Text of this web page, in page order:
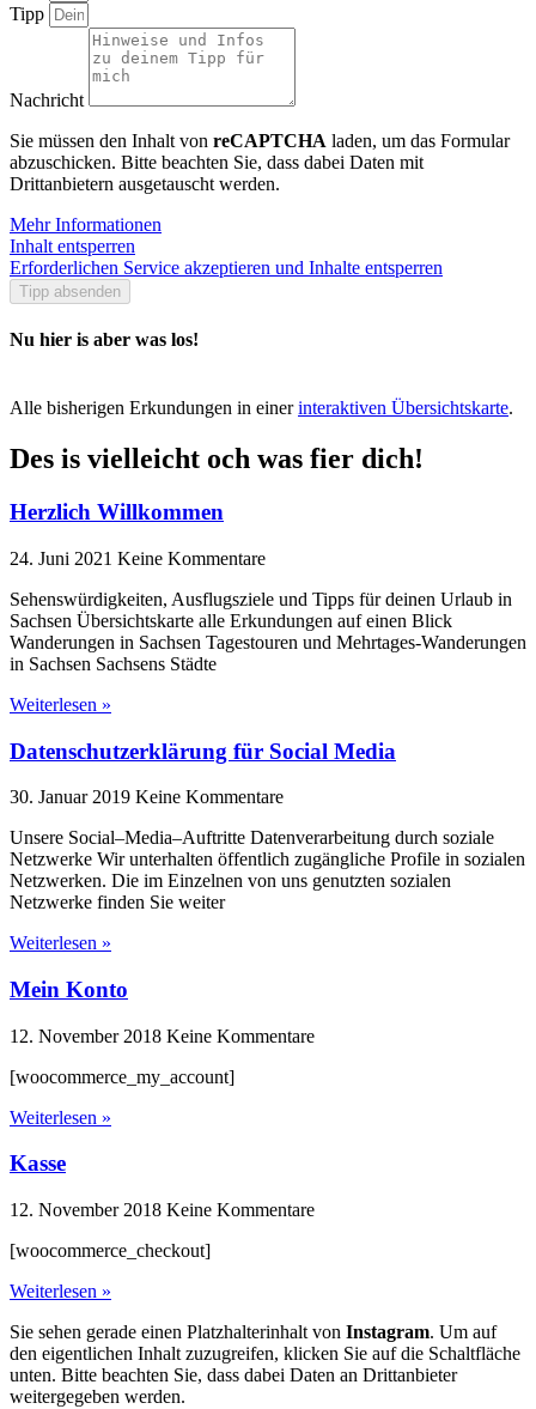
Tipp
Nachricht
Sie müssen den Inhalt von reCAPTCHA laden, um das Formular
abzuschicken. Bitte beachten Sie, dass dabei Daten mit
Drittanbietern ausgetauscht werden.
Mehr Informationen
Inhalt entsperren
Erforderlichen Service akzeptieren und Inhalte entsperren
Tipp absenden
Nu hier is aber was los!
Alle bisherigen Erkundungen in einerinteraktiven Übersichtskarte.
Des is vielleicht och was fier dich!
Herzlich Willkommen
24. Juni 2021 Keine Kommentare
Sehenswürdigkeiten, Ausflugsziele und Tipps für deinen Urlaub in
Sachsen Übersichtskarte alle Erkundungen auf einen Blick
Wanderungen in Sachsen Tagestouren und Mehrtages-Wanderungen
in Sachsen Sachsens Städte
Weiterlesen »
Datenschutzerklärung für Social Media
30. Januar 2019 Keine Kommentare
Unsere Social–Media–Auftritte Datenverarbeitung durch soziale
Netzwerke Wir unterhalten öffentlich zugängliche Profile in sozialen
Netzwerken. Die im Einzelnen von uns genutzten sozialen
Netzwerke finden Sie weiter
Weiterlesen »
Mein Konto
12. November 2018 Keine Kommentare
[woocommerce_my_account]
Weiterlesen »
Kasse
12. November 2018 Keine Kommentare
[woocommerce_checkout]
Weiterlesen »
Sie sehen gerade einen Platzhalterinhalt von Instagram. Um auf
den eigentlichen Inhalt zuzugreifen, klicken Sie auf die Schaltfläche
unten. Bitte beachten Sie, dass dabei Daten an Drittanbieter
weitergegeben werden.